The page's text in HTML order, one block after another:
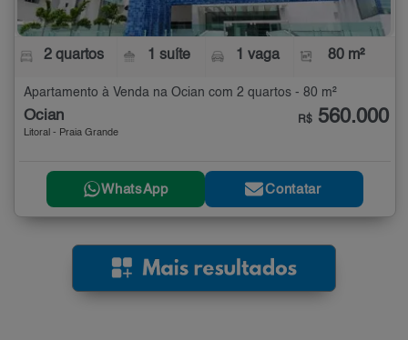
2 quartos 1 suíte 1 vaga 80 m²
Apartamento à Venda na Ocian com 2 quartos - 80 m²
Ocian
Litoral - Praia Grande
R$ 560.000
WhatsApp Contatar